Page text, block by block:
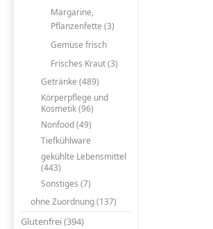
Margarine,
Pflanzenfette (3)
Gemüse frisch
Frisches Kraut (3)
Getränke (489)
Körperpflege und
Kosmetik (96)
Nonfood (49)
Tiefkühlware
gekühlte Lebensmittel
(443)
Sonstiges (7)
ohne Zuordnung (137)
Glutenfrei (394)